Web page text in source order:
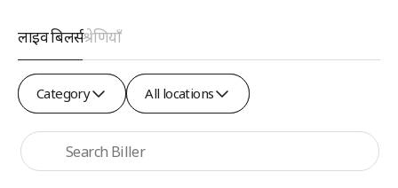
लाइव बिलर्सश्रेणियाँ
Category
Category
All
locations
All locations